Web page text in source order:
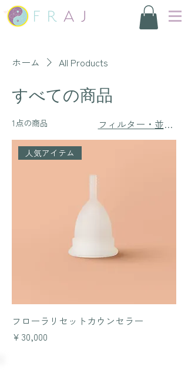
ホーム All Products
すべての商品
1点の商品 フィルター・並び替え
人気アイテム
フローラリセットカウンセラー
価格
￥30,000